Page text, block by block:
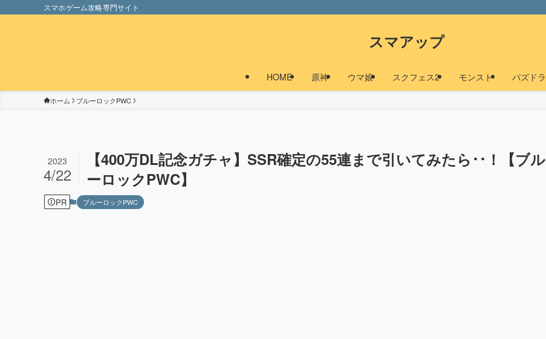
スマホゲーム攻略専門サイト
スマアップ
HOME 原神 ウマ娘 スクフェス2 モンスト パズドラ
ホーム ブルーロックPWC
【400万DL記念ガチャ】SSR確定の55連まで引いてみたら･･！【ブル
ーロックPWC】
2023
4/22
PR ブルーロックPWC